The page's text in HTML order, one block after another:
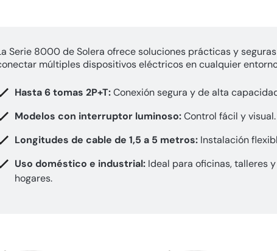
Serie 8000 de Solera ofrece soluciones prácticas y
múltiples dispositivos eléctricos en cualquier
Hasta 6 tomas 2P+T:Conexión segura y de alta
Modelos con interruptor luminoso:Control fácil y visual.
Longitudes de cable de 1,5 a 5 metros: Instalación
Uso doméstico e industrial: Ideal para oficinas, talleres y
hogares.